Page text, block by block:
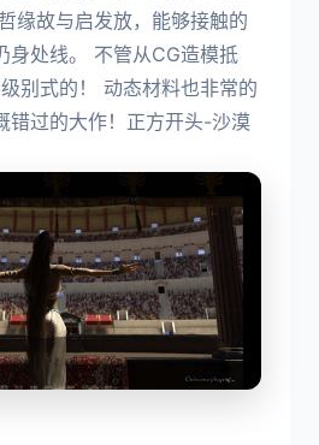
缘故与启发放，能够接触的
身处线。 不管从CG造模抵
别式的！ 动态材料也非常的
错过的大作！正方开头-沙漠